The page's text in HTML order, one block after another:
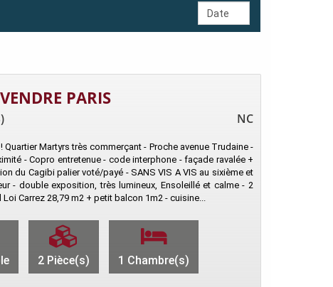
PARIS
NC
Quartier Martyrs très commerçant - Proche avenue Trudaine -
- Copro entretenue - code interphone - façade ravalée +
du Cagibi palier voté/payé - SANS VIS A VIS au sixième et
- double exposition, très lumineux, Ensoleillé et calme - 2
Carrez 28,79 m2 + petit balcon 1m2 - cuisine...
2 Pièce(s) 1 Chambre(s)